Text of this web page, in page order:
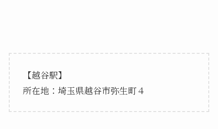
【越谷駅】
所在地：埼玉県越谷市弥生町４